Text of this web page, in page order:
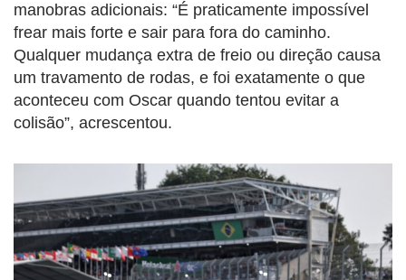
manobras adicionais: “É praticamente impossível
frear mais forte e sair para fora do caminho.
Qualquer mudança extra de freio ou direção causa
um travamento de rodas, e foi exatamente o que
aconteceu com Oscar quando tentou evitar a
colisão”, acrescentou.